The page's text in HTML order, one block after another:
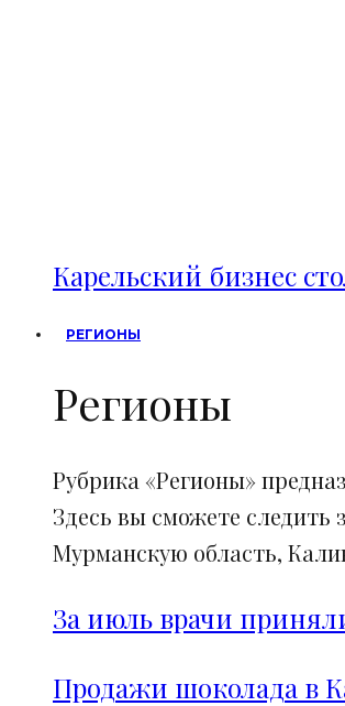
Карельский бизнес
РЕГИОНЫ
Регионы
Рубрика «Регионы»
Здесь вы сможете следить
Мурманскую область,
За июль врачи
Продажи шоколада в